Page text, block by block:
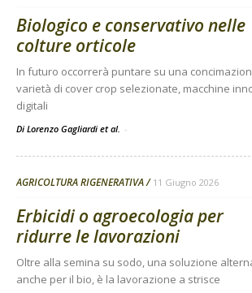
Biologico e conservativo nelle
colture orticole
In futuro occorrerà puntare su una
varietà di cover crop selezionate, macchine
digitali
Di Lorenzo Gagliardi et al. -
AGRICOLTURA RIGENERATIVA 11 Giugno 2026
Erbicidi o agroecologia per
ridurre le lavorazioni
Oltre alla semina su sodo, una soluzione
anche per il bio, è la lavorazione a strisce